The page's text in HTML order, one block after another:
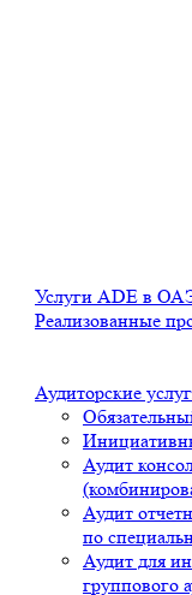
Услуги ADE в
Реализованные
Аудиторские
Аудит
Аудит
по
Аудит для
группового